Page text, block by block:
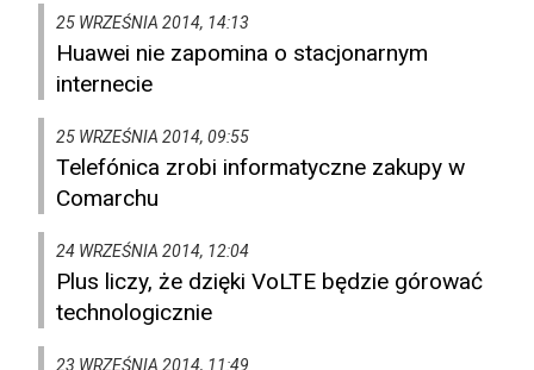
25 WRZEŚNIA 2014, 14:13
Huawei nie zapomina o stacjonarnym
internecie
25 WRZEŚNIA 2014, 09:55
Telefónica zrobi informatyczne zakupy w
Comarchu
24 WRZEŚNIA 2014, 12:04
Plus liczy, że dzięki VoLTE będzie górować
technologicznie
23 WRZEŚNIA 2014, 11:49